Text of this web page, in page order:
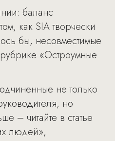
баланс
как SIA творчески
бы, несовместимые
рубрике «Остроумные
не только
но
– читайте в статье
людей»;